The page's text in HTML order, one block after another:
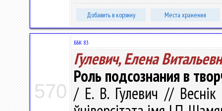
Добавить в корзину Места хранения
570
ББК 83
Гулевич, Елена
Роль подсознания в
/ Е. В. Гулевич // Веснік